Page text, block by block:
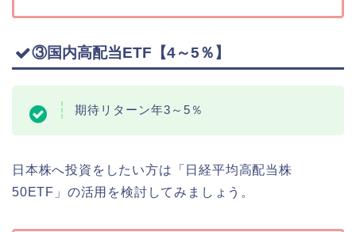
③国内高配当ETF【4～5％】
期待リターン年3～5％
日本株へ投資をしたい方は「日経平均高配当株
50ETF」の活用を検討してみましょう。